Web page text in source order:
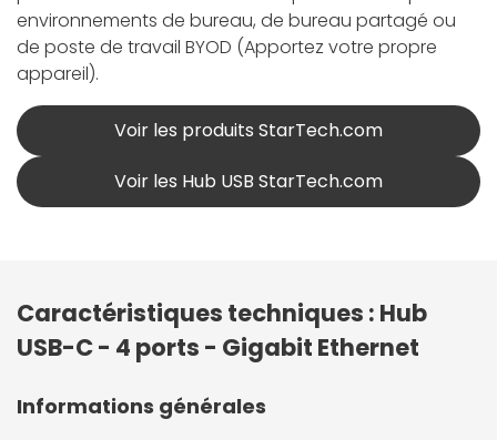
environnements de bureau, de bureau partagé ou
de poste de travail BYOD (Apportez votre propre
appareil).
Voir les produits StarTech.com
Voir les Hub USB StarTech.com
Caractéristiques techniques : Hub
USB-C - 4 ports - Gigabit Ethernet
Informations générales